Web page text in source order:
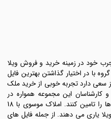
خود در زمینه خرید و فروش ویلا
با در اختیار گذاشتن بهترین فایل
سعی دارد تجربه خوبی از خرید ملک
کارشناسان این مجموعه همواره در
تلاش هستند رضایت طرفین معامله ها را تامین کنند. املاک موسوی با 18
یاری می دهند. از جمله فایل های